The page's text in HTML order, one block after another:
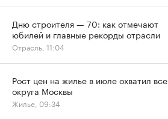
Дню строителя — 70: как отмечают
юбилей и главные рекорды отрасли
Отрасль, 11:04
Рост цен на жилье в июле охватил все
округа Москвы
Жилье, 09:34